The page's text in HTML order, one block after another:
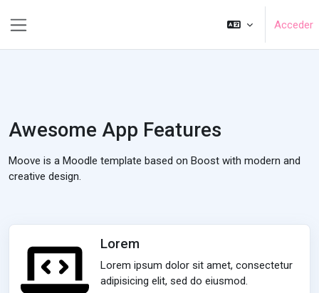
Acceder
Awesome App Features
Moove is a Moodle template based on Boost with modern and
creative design.
Lorem
Lorem ipsum dolor sit amet, consectetur
adipisicing elit, sed do eiusmod.